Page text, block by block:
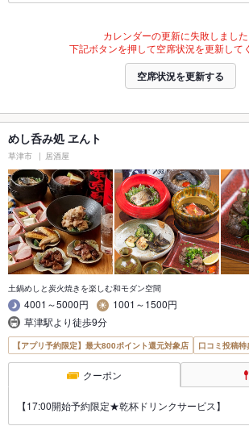
カレンダーの更新に失敗しました
下記ボタンを押して空席状況を更新して
空席状況を更新する
めし呑み処 ヱんト
草津市 居酒屋
土鍋めしと炭火焼きを楽しむ和モダン空間
4001～5000円
1001～1500円
草津駅より徒歩9分
【アプリ予約限定】最大800ポイント還元対象店 口コミ投稿
クーポン
【17:00開始予約限定★乾杯ドリンクサービス】